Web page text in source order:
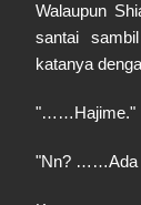
Walaupun
santai
katanya
"……Hajime."
"Nn? ……Ada